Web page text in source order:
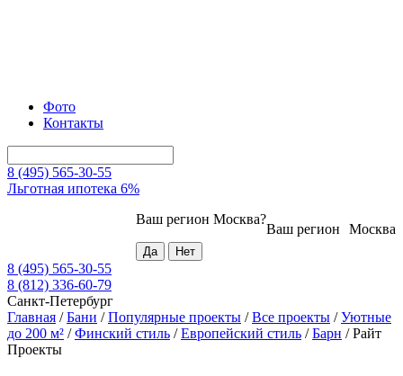
Фото
Контакты
8 (495) 565-30-55
Льготная ипотека 6%
Москва
Ваш регион
Ваш регион Москва?
8 (495) 565-30-55
8 (812) 336-60-79
Санкт-Петербург
Главная /Бани /Популярные проекты /Все проекты /Уютные
до 200 м² /Финский стиль /Европейский стиль /Барн /Райт
Проекты